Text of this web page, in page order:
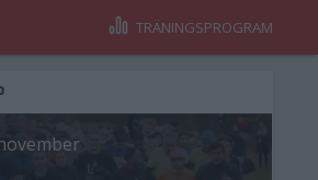
TRÄNINGSPROGRAM